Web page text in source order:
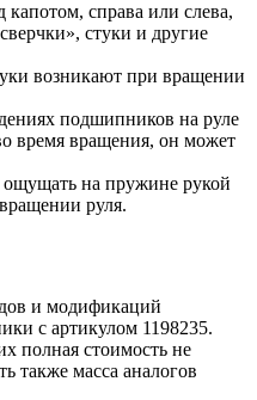
справа или слева,
стуки и другие
возникают при вращении
подшипников на руле
время вращения, он может
на пружине рукой
руля.
и модификаций
с артикулом 1198235.
полная стоимость не
также масса аналогов